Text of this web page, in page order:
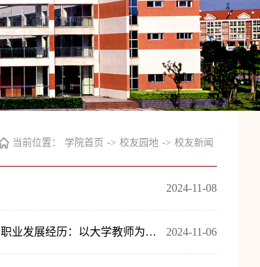
当前位置： 学院首页 -> 校友园地 -> 校友新闻
2024-11-08
2024-11-06
凝聚校友力量 筑牢专业思想—— 2024级新生专业思想教育系列活动之《我的心理学职业发展经历：以大学教师为例》刘威博士开讲